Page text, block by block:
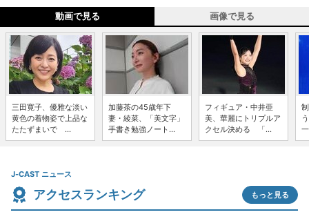
動画で見る 画像で見る
三田寛子、優雅な淡い
黄色の着物姿で上品な
たたずまいで ...
加藤茶の45歳年下
妻・綾菜、「美文字」
手書き勉強ノート...
フィギュア・中井亜
美、華麗にトリプルア
クセル決める 「...
J-CAST ニュース
アクセスランキング もっと見る